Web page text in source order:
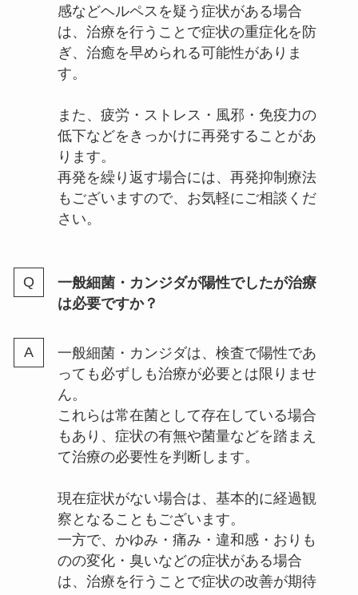
感などヘルペスを疑う症状がある場合
は、治療を行うことで症状の重症化を防
ぎ、治癒を早められる可能性がありま
す。
また、疲労・ストレス・風邪・免疫力の
低下などをきっかけに再発することがあ
ります。
再発を繰り返す場合には、再発抑制療法
もございますので、お気軽にご相談くだ
さい。
一般細菌・カンジダが陽性でしたが治療
は必要ですか？
一般細菌・カンジダは、検査で陽性であ
っても必ずしも治療が必要とは限りませ
ん。
これらは常在菌として存在している場合
もあり、症状の有無や菌量などを踏まえ
て治療の必要性を判断します。
現在症状がない場合は、基本的に経過観
察となることもございます。
一方で、かゆみ・痛み・違和感・おりも
のの変化・臭いなどの症状がある場合
は、治療を行うことで症状の改善が期待